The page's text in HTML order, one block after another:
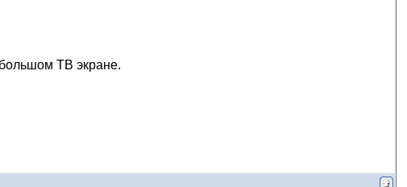
ТВ экране.